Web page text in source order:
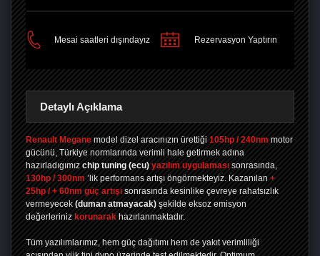
Mesai saatleri dışındayız Rezervasyon Yaptırın
Detaylı Açıklama
Renault Megane model dizel aracınızın ürettiği 105hp / 240nm motor
gücünü, Türkiye normlarında verimli hale getirmek adına
hazırladıgımız chip tuning (ecu) yazılım uygulaması sonrasında,
130hp / 300nm ’lik performans artışı öngörmekteyiz. Kazanılan +
25hp / + 60nm güç artışı sonrasında kesinlike çevreye rahatsızlık
vermeyecek (duman atmayacak) şekilde eksoz emisyon
değerleriniz korunarak hazırlanmaktadır.
Tüm yazılımlarımız, hem güç dağıtımı hem de yakıt verimliliği